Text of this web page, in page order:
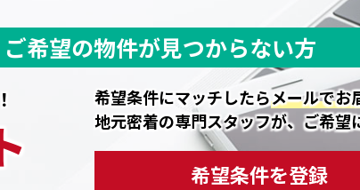
ご希望の物件が見つからない方
希望条件にマッチしたらメールでお
地元密着の専門スタッフが、ご希
希望条件を登録